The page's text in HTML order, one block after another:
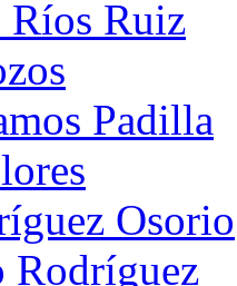
Ríos Ruiz
Padilla
Osorio
Rodríguez